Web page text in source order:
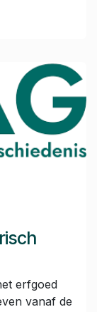
erfgoed
vanaf de